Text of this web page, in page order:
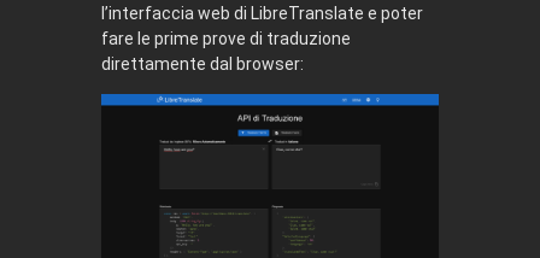
l’interfaccia web di LibreTranslate e poter
fare le prime prove di traduzione
direttamente dal browser: